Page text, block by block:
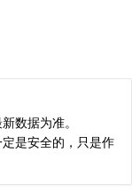
数据为准。
是安全的，只是作